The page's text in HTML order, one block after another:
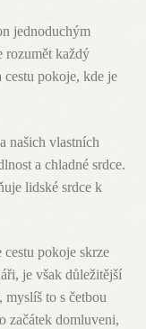
jednoduchým
rozumět každý
pokoje, kde je
našich vlastních
a chladné srdce.
lidské srdce k
pokoje skrze
je však důležitější
myslíš to s četbou
začátek domluveni,